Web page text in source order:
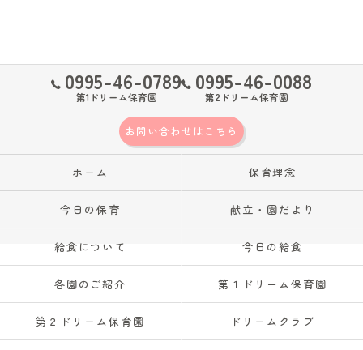
0995-46-0789
第1ドリーム保育園
0995-46-0088
第2ドリーム保育園
お問い合わせはこちら
ホーム 保育理念
今日の保育 献立・園だより
給食について 今日の給食
各園のご紹介 第１ドリーム保育園
第２ドリーム保育園 ドリームクラブ